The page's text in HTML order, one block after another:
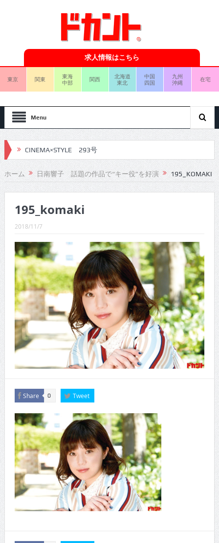
求人情報はこちら
東京 関東
東海
中部
関西
北海道
東北
中国
四国
九州
沖縄
在宅
Menu
CINEMA×STYLE 293号
CINEMA×STYLE 292号
CINEMA×STYLE 291号
CINEMA×STYLE 290号
CINEMA×STYLE 289号
CINEMA×STYLE 288号
CINEMA×STYLE 287号
CINEMA×STYLE 286号
CINEMA×STYLE 285号
CINEMA×STYLE 294号
ホーム 日南響子 話題の作品で“キー役”を好演 195_KOMAKI
195_komaki
2018/11/7
Share 0 Tweet